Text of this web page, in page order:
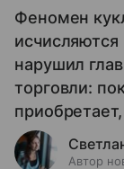
Феномен
нарушил
торговли:
Автор